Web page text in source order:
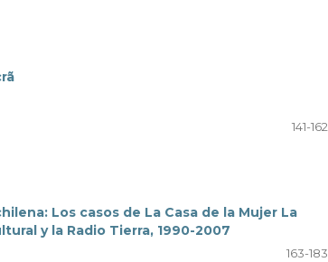
141-162
Los casos de La Casa de la Mujer La
y la Radio Tierra, 1990-2007
163-183